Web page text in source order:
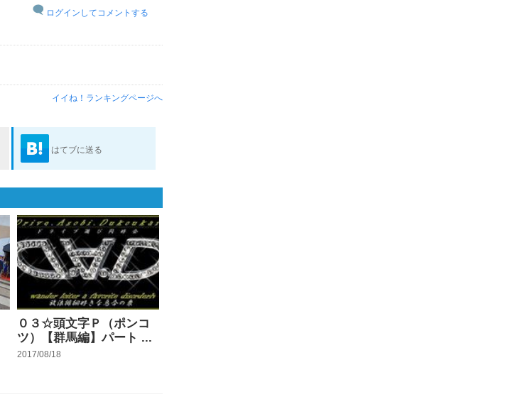
ログインしてコメントする
イイね！ランキングページへ
はてブに送る
０３☆頭文字Ｐ（ポンコ
ツ）【群馬編】パート ...
2017/08/18